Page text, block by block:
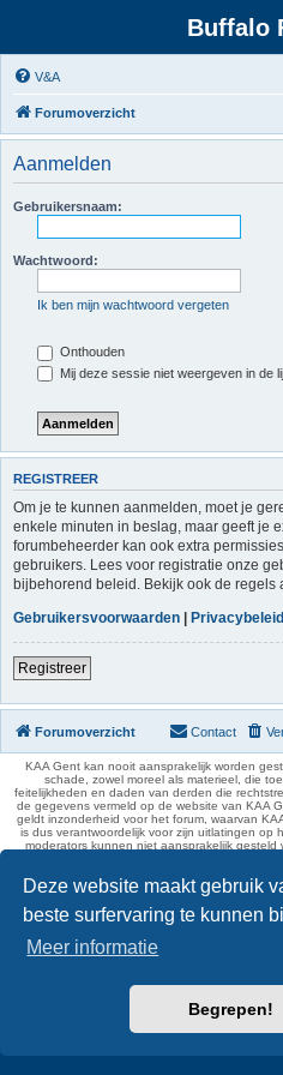
Deze website maakt gebruik
beste surfervaring te kunnen
Meer informatie
Begrepen!
Buffalo
V&A
Forumoverzicht
Aanmelden
Gebruikersnaam:
Wachtwoord:
Ik ben mijn wachtwoord vergeten
Onthouden
Mij deze sessie niet weergeven in de
REGISTREER
Om je te kunnen aanmelden, moet je
enkele minuten in beslag, maar geeft je
forumbeheerder kan ook extra
gebruikers. Lees voor registratie onze
bijbehorend beleid. Bekijk ook de regels
Gebruikersvoorwaarden | Privacybeleid
Registreer
Forumoverzicht Contact
KAA Gent kan nooit aansprakelijk worden
schade, zowel moreel als materieel, die
feitelijkheden en daden van derden die
de gegevens vermeld op de website van KAA
geldt inzonderheid voor het forum, waarvan
is dus verantwoordelijk voor zijn uitlatingen op
moderators kunnen niet aansprakelijk